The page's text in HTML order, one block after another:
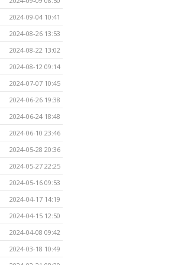
2024-09-04 10:41
2024-08-26 13:53
2024-08-22 13:02
2024-08-12 09:14
2024-07-07 10:45
2024-06-26 19:38
2024-06-24 18:48
2024-06-10 23:46
2024-05-28 20:36
2024-05-27 22:25
2024-05-16 09:53
2024-04-17 14:19
2024-04-15 12:50
2024-04-08 09:42
2024-03-18 10:49